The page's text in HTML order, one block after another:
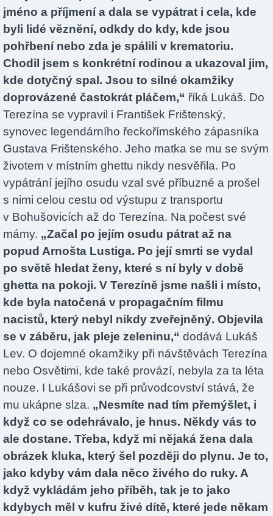
jméno a příjmení a dala se vypátrat i cela, kde
byli lidé věznění, odkdy do kdy, kde jsou
pohřbení nebo zda je spálili v krematoriu.
Chodil jsem s konkrétní rodinou a ukazoval jim,
kde dotyčný spal. Jsou to silné okamžiky
doprovázené častokrát pláčem,“ říká Lukáš. Do
Terezína se vypravil i František Frištenský,
synovec legendárního řeckořímského zápasníka
Gustava Frištenského. Jeho matka se mu se svým
životem v místním ghettu nikdy nesvěřila. Po
vypátrání jejího osudu vzal své příbuzné a prošel
s nimi celou cestu od výstupu z transportu
v Bohušovicích až do Terezína. Na počest své
mámy. „Začal po jejím osudu pátrat až na
popud Arnošta Lustiga. Po její smrti se vydal
po světě hledat ženy, které s ní byly v době
ghetta na pokoji. V Terezíně jsme našli i místo,
kde byla natočená v propagačním filmu
nacistů, který nebyl nikdy zveřejněný. Objevila
se v záběru, jak pleje zeleninu,“ dodává Lukáš
Lev. O dojemné okamžiky při návštěvách Terezína
nebo Osvětimi, kde také provází, nebyla za ta léta
nouze. I Lukášovi se při průvodcovství stává, že
mu ukápne slza. „Nesmíte nad tím přemýšlet, i
když co se odehrávalo, je hnus. Někdy vás to
ale dostane. Třeba, když mi nějaká žena dala
obrázek kluka, který šel později do plynu. Je to,
jako kdyby vám dala něco živého do ruky. A
když vykládám jeho příběh, tak je to jako
kdybych měl v kufru živé dítě, které jede někam